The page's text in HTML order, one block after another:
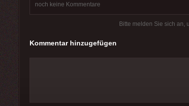
noch keine Kommentare
Bitte melden Sie sich an,
Kommentar hinzugefügen